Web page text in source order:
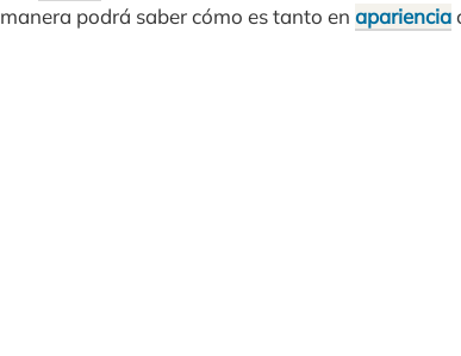
manera podrá saber cómo es tanto en apariencia